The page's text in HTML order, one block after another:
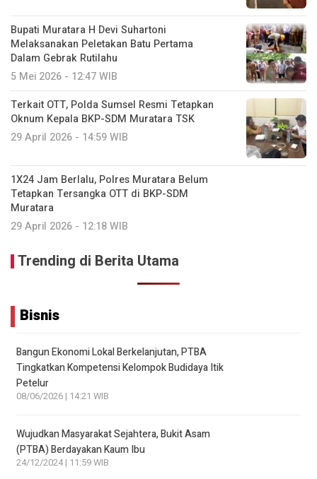
Bupati Muratara H Devi Suhartoni
Melaksanakan Peletakan Batu Pertama
Dalam Gebrak Rutilahu
5 Mei 2026 - 12:47 WIB
Terkait OTT, Polda Sumsel Resmi Tetapkan
Oknum Kepala BKP-SDM Muratara TSK
29 April 2026 - 14:59 WIB
1X24 Jam Berlalu, Polres Muratara Belum
Tetapkan Tersangka OTT di BKP-SDM
Muratara
29 April 2026 - 12:18 WIB
Trending di Berita Utama
Bisnis
Bangun Ekonomi Lokal Berkelanjutan, PTBA
Tingkatkan Kompetensi Kelompok Budidaya Itik
Petelur
08/06/2026 | 14:21 WIB
Wujudkan Masyarakat Sejahtera, Bukit Asam
(PTBA) Berdayakan Kaum Ibu
24/12/2024 | 11:59 WIB